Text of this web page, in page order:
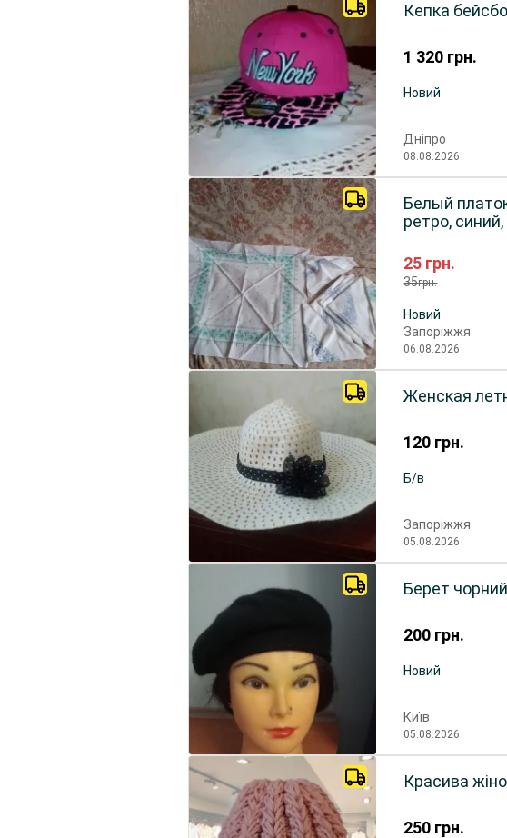
1 320 грн.
Кепка
Новий
Дніпро
08.08.2026
25 грн.
35грн.
Белый
ретро,
Новий
Запоріжжя
06.08.2026
120 грн.
Женская
Б/в
Запоріжжя
05.08.2026
200 грн.
Берет
Новий
Київ
05.08.2026
250 грн.
Красива